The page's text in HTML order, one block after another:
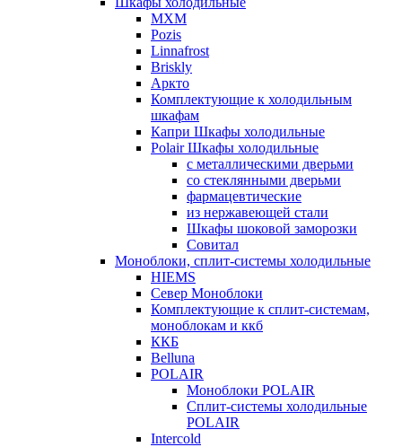
МХМ
Pozis
Linnafrost
Briskly
Аркто
Комплектующие к холодильным
шкафам
Капри Шкафы холодильные
Polair Шкафы холодильные
с металлическими дверьми
со стеклянными дверьми
фармацевтические
из нержавеющей стали
Шкафы шоковой заморозки
Совитал
Моноблоки, сплит-системы холодильные
HIEMS
Север Моноблоки
Комплектующие к сплит-системам,
моноблокам и ккб
ККБ
Belluna
POLAIR
Моноблоки POLAIR
Сплит-системы холодильные
POLAIR
Intercold